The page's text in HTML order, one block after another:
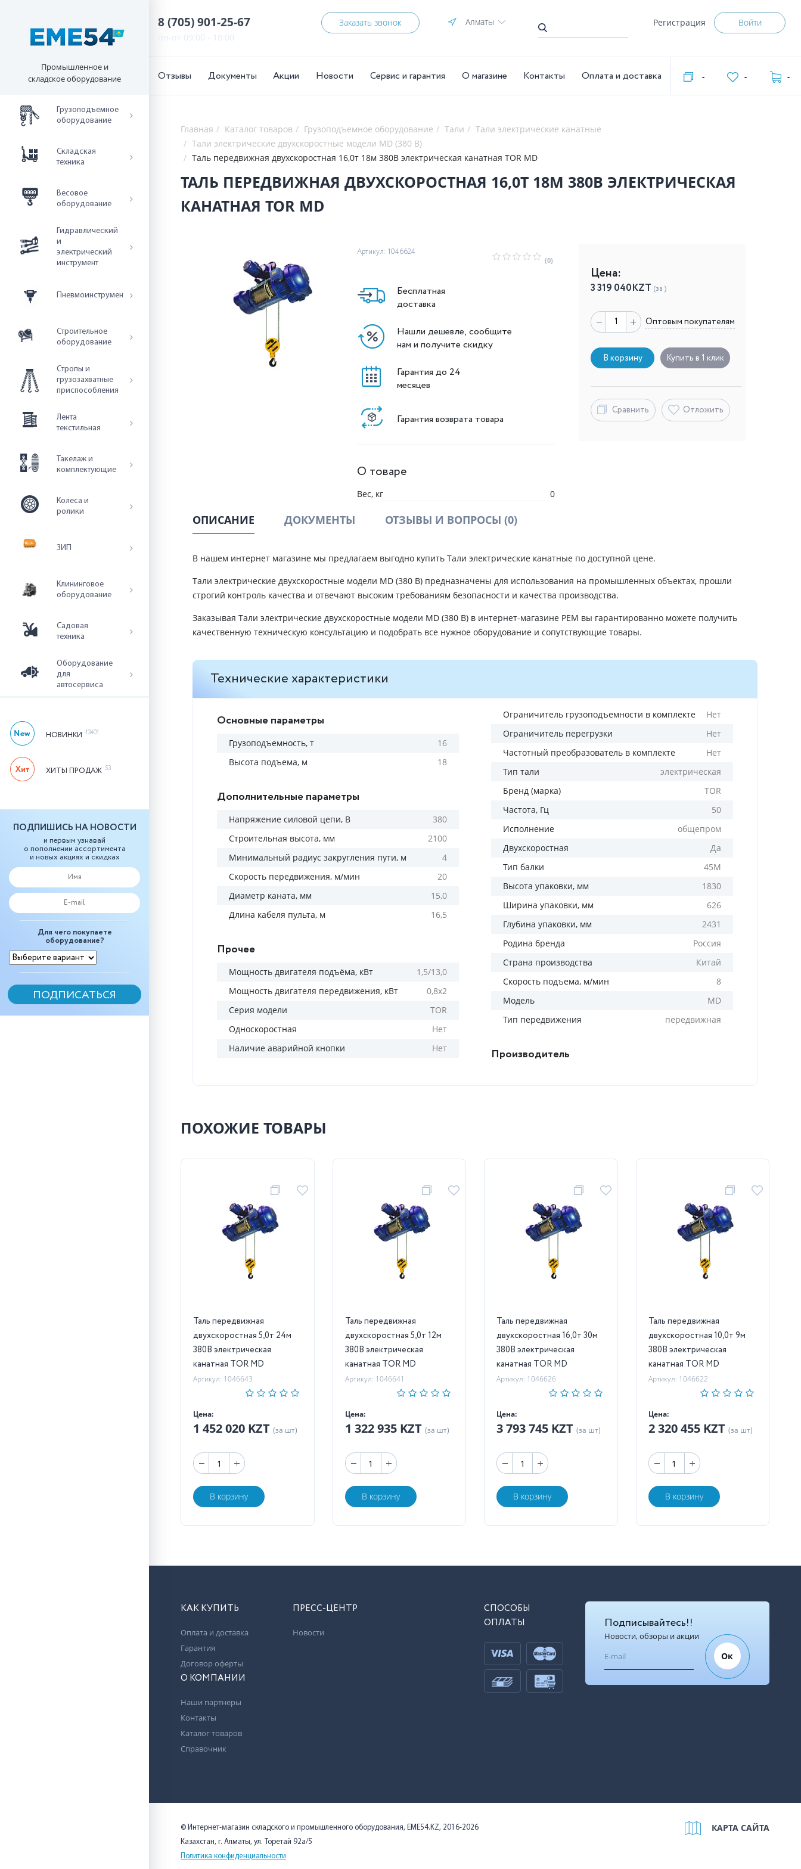
Промышленное и
складское оборудование
Грузоподъемное
оборудование
Складская
техника
Весовое
оборудование
Гидравлический
и
электрический
инструмент
Пневмоинструмент
Строительное
оборудование
Стропы и
грузозахватные
приспособления
Лента
текстильная
Такелаж и
комплектующие
Колеса и
ролики
ЗИП
Клининговое
оборудование
Садовая
техника
Оборудование
для
автосервиса
НОВИНКИ 13401
ХИТЫ ПРОДАЖ 53
ПОДПИШИСЬ НА НОВОСТИ
и первым узнавай
о пополнении ассортимента
и новых акциях и скидках
Для чего покупаете
оборудование?
8 (705) 901-25-67
пн-пт 09:00 - 18:00
Заказать звонок Алматы Регистрация Войти
Отзывы Документы Акции Новости Сервис и гарантия О магазине Контакты Оплата и доставка - - -
Главная Каталог товаров Грузоподъемное оборудование Тали
Тали электрические канатные
Тали электрические двухскоростные модели MD (380 В)
Таль передвижная двухскоростная 16,0т 18м 380В электрическая канатная TOR MD
ТАЛЬ ПЕРЕДВИЖНАЯ ДВУХСКОРОСТНАЯ 16,0Т 18М 380В ЭЛЕКТРИЧЕСКАЯ
КАНАТНАЯ TOR MD
Артикул: 1046624
(0)
Бесплатная
доставка
Нашли дешевле, сообщите
нам и получите скидку
Гарантия до 24
месяцев
Гарантия возврата товара
О товаре
Вес, кг 0
Цена:
3 319 040KZT (за )
Оптовым покупателям
В корзину Купить в 1 клик
Сравнить Отложить
ОПИСАНИЕ ДОКУМЕНТЫ ОТЗЫВЫ И ВОПРОСЫ (0)
В нашем интернет магазине мы предлагаем выгодно купить Тали электрические канатные по доступной цене.
Тали электрические двухскоростные модели MD (380 В) предназначены для использования на промышленных объектах, прошли
строгий контроль качества и отвечают высоким требованиям безопасности и качества производства.
Заказывая Тали электрические двухскоростные модели MD (380 В) в интернет-магазине РЕМ вы гарантированно можете получить
качественную техническую консультацию и подобрать все нужное оборудование и сопутствующие товары.
Технические характеристики
Основные параметры
Грузоподъемность, т
16
Высота подъема, м
18
Дополнительные параметры
Напряжение силовой цепи, В
380
Строительная высота, мм
2100
Минимальный радиус закругления пути, м
4
Скорость передвижения, м/мин
20
Диаметр каната, мм
15,0
Длина кабеля пульта, м
16,5
Прочее
Мощность двигателя подъёма, кВт
1,5/13,0
Мощность двигателя передвижения, кВт
0,8х2
Серия модели
TOR
Односкоростная
Нет
Наличие аварийной кнопки
Нет
Ограничитель грузоподъемности в комплекте
Нет
Ограничитель перегрузки
Нет
Частотный преобразователь в комплекте
Нет
Тип тали
электрическая
Бренд (марка)
TOR
Частота, Гц
50
Исполнение
общепром
Двухскоростная
Да
Тип балки
45М
Высота упаковки, мм
1830
Ширина упаковки, мм
626
Глубина упаковки, мм
2431
Родина бренда
Россия
Страна производства
Китай
Скорость подъема, м/мин
8
Модель
MD
Тип передвижения
передвижная
Производитель
ПОХОЖИЕ ТОВАРЫ
Таль передвижная
двухскоростная 5,0т 24м
380В электрическая
канатная TOR MD
Артикул: 1046643
Цена:
1 452 020 KZT (за шт)
В корзину
Таль передвижная
двухскоростная 5,0т 12м
380В электрическая
канатная TOR MD
Артикул: 1046641
Цена:
1 322 935 KZT (за шт)
В корзину
Таль передвижная
двухскоростная 16,0т 30м
380В электрическая
канатная TOR MD
Артикул: 1046626
Цена:
3 793 745 KZT (за шт)
В корзину
Таль передвижная
двухскоростная 10,0т 9м
380В электрическая
канатная TOR MD
Артикул: 1046622
Цена:
2 320 455 KZT (за шт)
В корзину
КАК КУПИТЬ
Оплата и доставка
Гарантия
Договор оферты
ПРЕСС-ЦЕНТР
Новости
О КОМПАНИИ
Наши партнеры
Контакты
Каталог товаров
Справочник
СПОСОБЫ
ОПЛАТЫ
Подписывайтесь!!
Новости, обзоры и акции
Ок
© Интернет-магазин складского и промышленного оборудования, EME54.KZ, 2016-2026
Казахстан, г. Алматы, ул. Торетай 92а/5
Политика конфиденциальности
КАРТА САЙТА